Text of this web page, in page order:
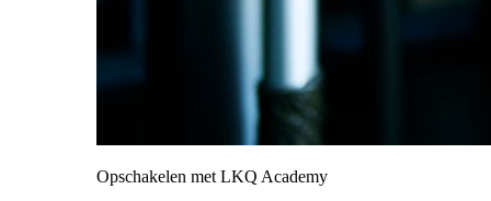
Opschakelen met LKQ Academy